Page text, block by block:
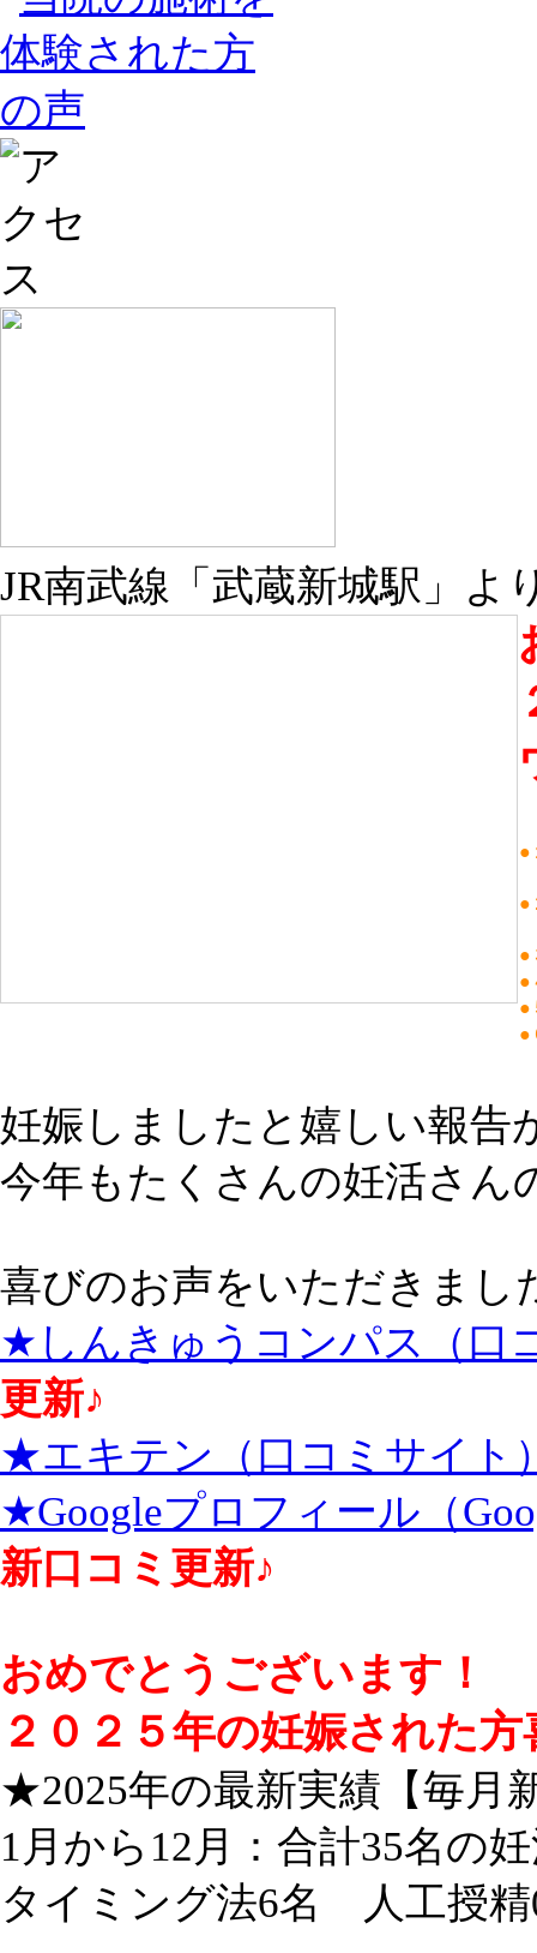
JR南武線「武蔵新城駅」よ
●
●
●
●
●
●
妊娠しましたと嬉しい報告
今年もたくさんの妊活さん
喜びのお声をいただきま
★しんきゅうコンパス（口
更新♪
★エキテン（口コミサイト
★Googleプロフィール（
新口コミ更新♪
おめでとうございます！
２０２５年の妊娠された
★2025年の最新実績【毎月
1月から12月：合計35名の
タイミング法6名 人工授